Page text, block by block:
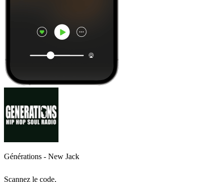
Générations - New Jack
Scannez le code,